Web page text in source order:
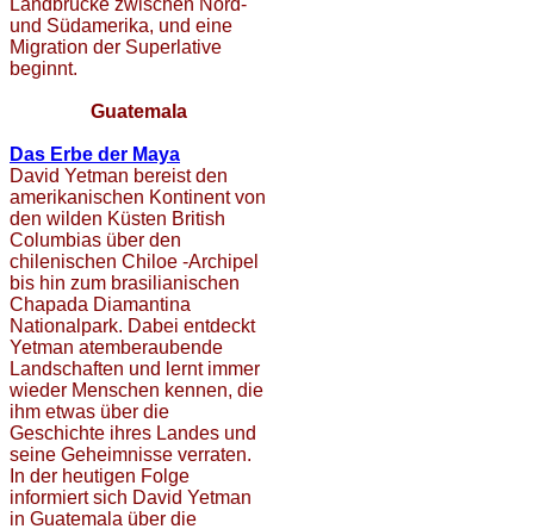
und Südamerika, und eine
Migration der Superlative
beginnt.
Guatemala
Das Erbe der Maya
David Yetman bereist den
amerikanischen Kontinent von
den wilden Küsten British
Columbias über den
chilenischen Chiloe -Archipel
bis hin zum brasilianischen
Chapada Diamantina
Nationalpark. Dabei entdeckt
Yetman atemberaubende
Landschaften und lernt immer
wieder Menschen kennen, die
ihm etwas über die
Geschichte ihres Landes und
seine Geheimnisse verraten.
In der heutigen Folge
informiert sich David Yetman
in Guatemala über die